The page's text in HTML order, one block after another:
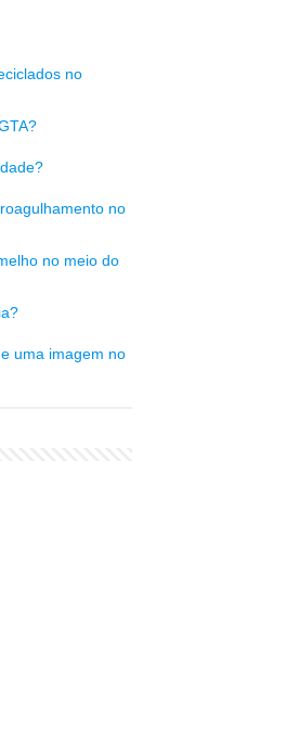
no
no
no meio do
uma imagem no